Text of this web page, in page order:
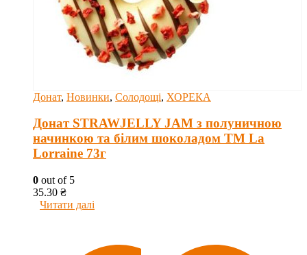
Донат, Новинки, Солодощі, ХОРЕКА
Донат STRAWJELLY JAM з полуничною
начинкою та білим шоколадом ТМ La
Lorraine 73г
0 out of 5
35.30 ₴
Читати далі